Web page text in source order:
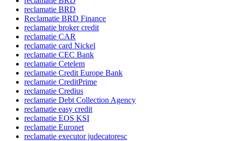
reclamatie BRD
Reclamatie BRD Finance
reclamatie broker credit
reclamatie CAR
reclamatie card Nickel
reclamatie CEC Bank
reclamatie Cetelem
reclamatie Credit Europe Bank
reclamatie CreditPrime
reclamatie Credius
reclamatie Debt Collection Agency
reclamatie easy credit
reclamatie EOS KSI
reclamatie Euronet
reclamatie executor judecatoresc